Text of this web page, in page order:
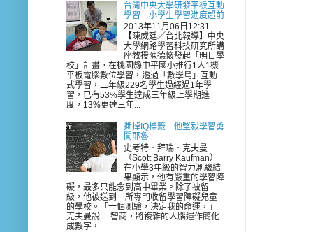
台灣中央大學研發平板互動
學習 小學生學習進度超前
2013年11月06日12:31
【陳威廷／台北報導】中央
大學網路學習科技研究所講
座教授陳德懷發起「明日學
校」計畫，在桃園縣中平國小推行1人1機
平板電腦數位學習，透過「數學島」互動
式學習，二年級229名學生過經過1年學
習，已有53%學生達成三年級上學期進
度，13%更達三年...
撕掉IQ標籤 他堅毅學習勇
闖耶魯
史考特．拜瑞．克夫曼
（Scott Barry Kaufman）
在小學3年級的智力測驗結
果顯示，他有嚴重的學習障
礙，最多只能念到高中畢業。除了被留
級，他被送到一所專門收留學習障礙兒童
的學校。「一個測驗，決定我的命運，」
克夫曼說。 智商，將複雜的人腦運作簡化
成數字，...